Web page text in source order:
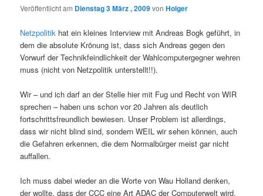
Veröffentlicht am Dienstag 3 März , 2009vonHolger
Netzpolitik hat ein kleines Interview mit Andreas Bogk geführt, in
dem die absolute Krönung ist, dass sich Andreas gegen den
Vorwurf der Technikfeindlichkeit der Wahlcomputergegner wehren
muss (nicht von Netzpolitik unterstellt!!).
Wir – und ich darf an der Stelle hier mit Fug und Recht von WIR
sprechen – haben uns schon vor 20 Jahren als deutlich
fortschrittsfreundlich bewiesen. Unser Problem ist allerdings,
dass wir nicht blind sind, sondern WEIL wir sehen können, auch
die Gefahren erkennen, die dem Normalbürger meist gar nicht
auffallen.
Ich muss dabei wieder an die Worte von Wau Holland denken,
der wollte, dass der CCC eine Art ADAC der Computerwelt wird.